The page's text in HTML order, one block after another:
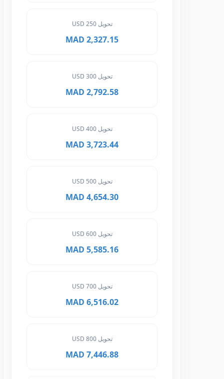
تحويل 250 USD
2,327.15 MAD
تحويل 300 USD
2,792.58 MAD
تحويل 400 USD
3,723.44 MAD
تحويل 500 USD
4,654.30 MAD
تحويل 600 USD
5,585.16 MAD
تحويل 700 USD
6,516.02 MAD
تحويل 800 USD
7,446.88 MAD